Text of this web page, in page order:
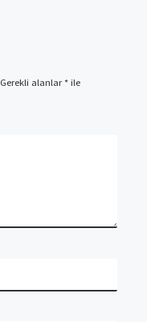
Gerekli alanlar*ile